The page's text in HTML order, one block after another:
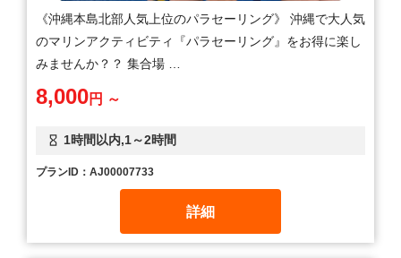
《沖縄本島北部人気上位のパラセーリング》 沖縄で大人気
のマリンアクティビティ『パラセーリング』をお得に楽し
みませんか？？ 集合場 …
1時間以内,1～2時間
8,000円 ～
プランID：AJ00007733
詳細